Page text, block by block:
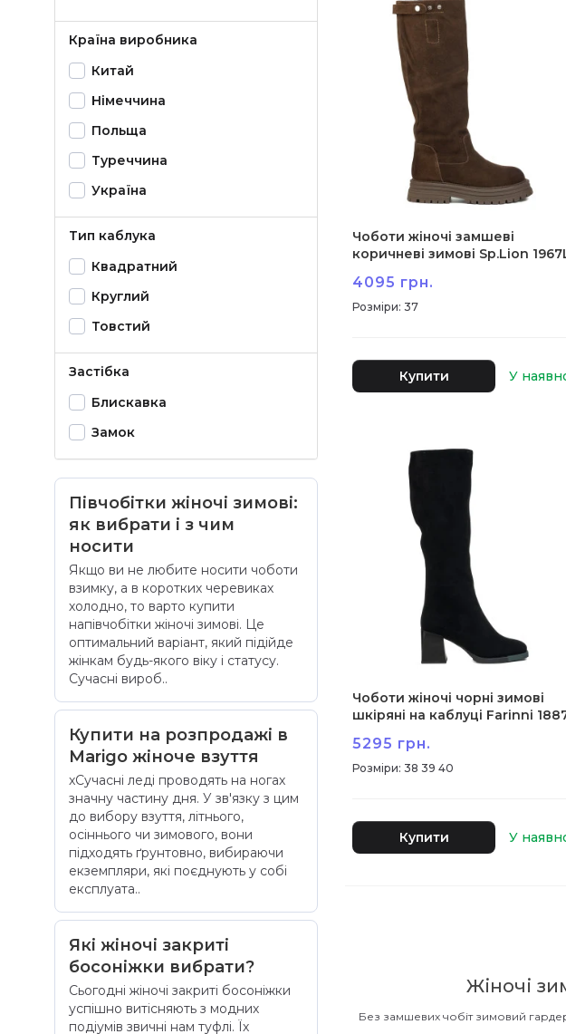
Країна виробника
Китай
Німеччина
Польща
Туреччина
Україна
Тип каблука
Квадратний
Круглий
Товстий
Застібка
Блискавка
Замок
Півчобітки жіночі зимові:
як вибрати і з чим
носити
Якщо ви не любите носити чоботи
взимку, а в коротких черевиках
холодно, то варто купити
напівчобітки жіночі зимові. Це
оптимальний варіант, який підійде
жінкам будь-якого віку і статусу.
Сучасні вироб..
Купити на розпродажі в
Marigo жіноче взуття
xСучасні леді проводять на ногах
значну частину дня. У зв'язку з цим
до вибору взуття, літнього,
осіннього чи зимового, вони
підходять ґрунтовно, вибираючи
екземпляри, ​​які поєднують у собі
експлуата..
Які жіночі закриті
босоніжки вибрати?
Сьогодні жіночі закриті босоніжки
успішно витісняють з модних
подіумів звичні нам туфлі. Їх
Чоботи жіночі замшеві
коричневі зимові Sp.Lion
4095 грн.
: 37
Купити
Чоботи жіночі чорні зимові
шкіряні на каблуці Farinni
5295 грн.
: 38 39 40
Купити
Жіночі
Без замшевих чобіт зимовий